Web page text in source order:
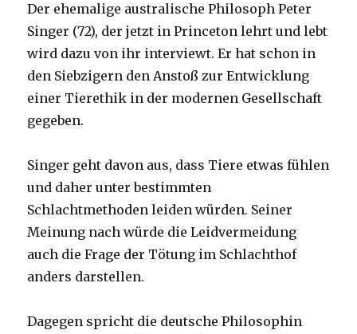
Der ehemalige australische Philosoph Peter
Singer (72), der jetzt in Princeton lehrt und lebt
wird dazu von ihr interviewt. Er hat schon in
den Siebzigern den Anstoß zur Entwicklung
einer Tierethik in der modernen Gesellschaft
gegeben.
Singer geht davon aus, dass Tiere etwas fühlen
und daher unter bestimmten
Schlachtmethoden leiden würden. Seiner
Meinung nach würde die Leidvermeidung
auch die Frage der Tötung im Schlachthof
anders darstellen.
Dagegen spricht die deutsche Philosophin